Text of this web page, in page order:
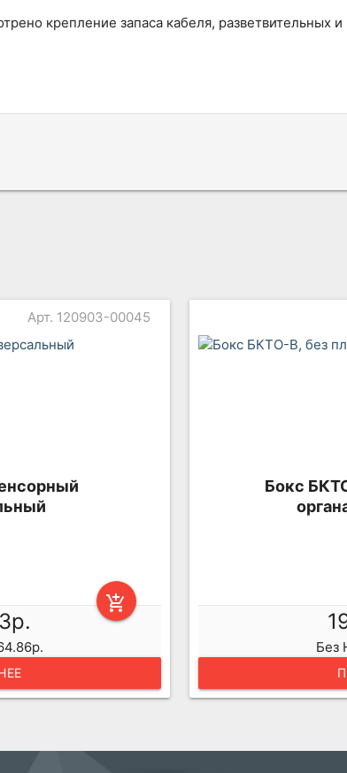
крепление запаса кабеля, разветвительных
Арт. 120903-00045
add_shopping_cart
Бокс
Без